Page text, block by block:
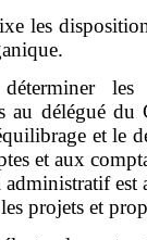
les
les
au délégué
et le
et aux
est
projets et